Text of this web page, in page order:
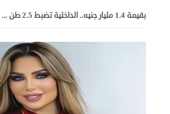
بقيمة 1.4 مليار جنيه.. الداخلية تضبط 2.5 طن ...